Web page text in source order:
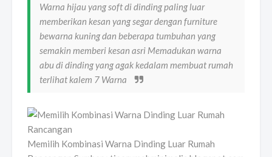
Warna hijau yang soft di dinding paling luar
memberikan kesan yang segar dengan furniture
bewarna kuning dan beberapa tumbuhan yang
semakin memberi kesan asri Memadukan warna
abu di dinding yang agak kedalam membuat rumah
terlihat kalem 7 Warna
Memilih Kombinasi Warna Dinding Luar Rumah